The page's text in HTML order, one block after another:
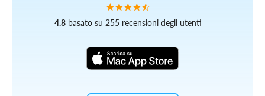
4.8 basato su 255 recensioni degli utenti